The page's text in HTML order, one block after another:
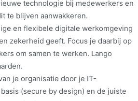
technologie bij medewerkers en
te blijven aanwakkeren.
en flexibele digitale werkomgeving
zekerheid geeft. Focus je daarbij op
om samen te werken. Lango
je organisatie door je IT-
(secure by design) en de juiste